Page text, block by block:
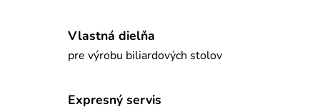
Vlastná dielňa
pre výrobu biliardových stolov
Expresný servis